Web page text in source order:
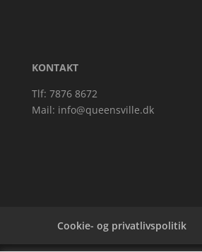
KONTAKT
Tlf: 7876 8672
Mail: info@queensville.dk
Cookie- og privatlivspolitik